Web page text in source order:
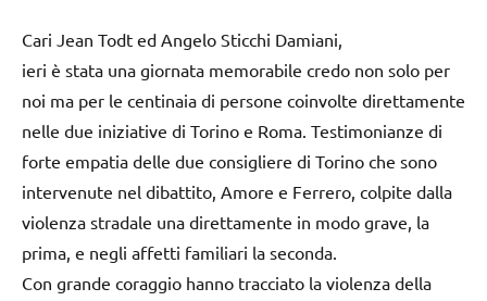
Cari Jean Todt ed Angelo Sticchi Damiani,
ieri è stata una giornata memorabile credo non solo per
noi ma per le centinaia di persone coinvolte direttamente
nelle due iniziative di Torino e Roma. Testimonianze di
forte empatia delle due consigliere di Torino che sono
intervenute nel dibattito, Amore e Ferrero, colpite dalla
violenza stradale una direttamente in modo grave, la
prima, e negli affetti familiari la seconda.
Con grande coraggio hanno tracciato la violenza della